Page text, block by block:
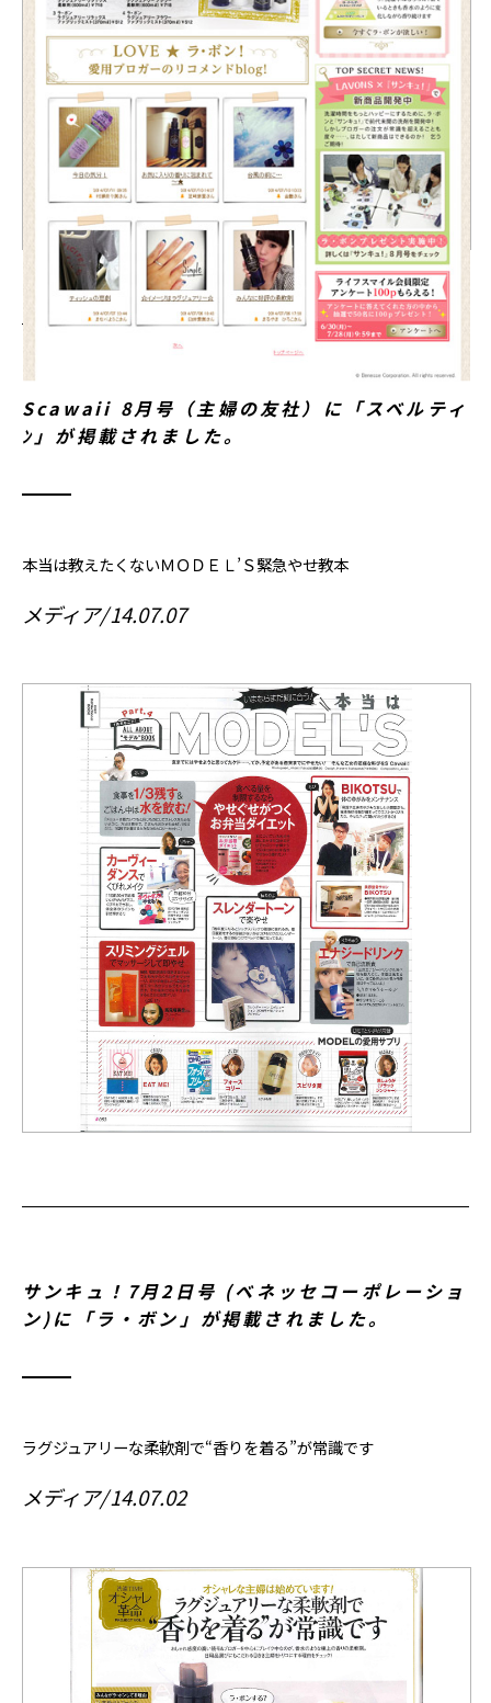
Scawaii 8月号（主婦の友社）に「スベルティ
ﾝ」が掲載されました。
本当は教えたくないＭＯＤＥＬ’Ｓ緊急やせ教本
メディア 14.07.07
サンキュ！7月2日号 (ベネッセコーポレーショ
ン)に「ラ・ボン」が掲載されました。
ラグジュアリーな柔軟剤で“香りを着る”が常識です
メディア 14.07.02